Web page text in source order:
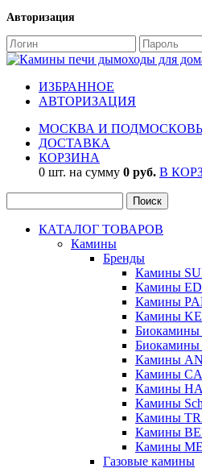
Авторизация
ИЗБРАННОЕ
АВТОРИЗАЦИЯ
МОСКВА И
ДОСТАВКА
КОРЗИНА
0 шт. на сумму 0 руб. В
КАТАЛОГ ТОВАРОВ
Камины
Бренды
Камины
Камины
Камины
Камины
Биокамины
Камины
Камины
Камины
Камины
Камины
Камины
Камины
Газовые камины